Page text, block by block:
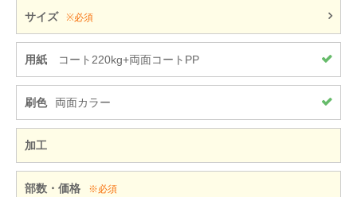
サイズ ※必須
用紙 コート220kg+両面コートPP
刷色 両面カラー
加工
部数・価格 ※必須